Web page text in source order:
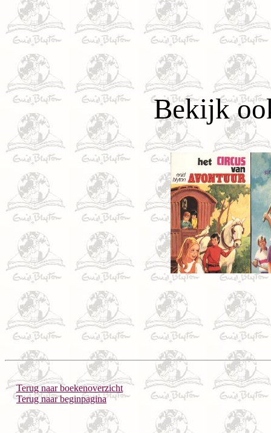
Bekijk
Terug naar boekenoverzicht
Terug naar beginpagina